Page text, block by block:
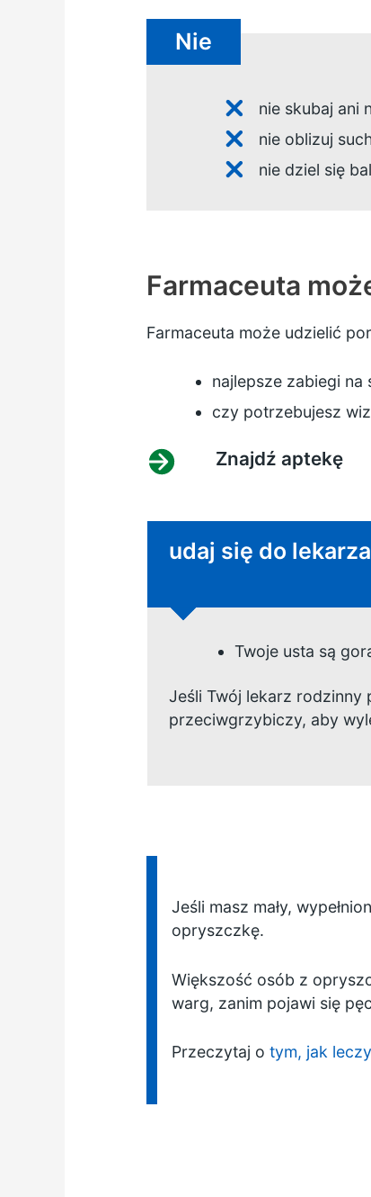
Nie
nie skubaj ani
nie oblizuj
nie dziel się
Farmaceuta
Farmaceuta może udzielić
najlepsze zabiegi na
czy potrzebujesz
Znajdź aptekę
Niepilna porada:
udaj się do
Twoje usta są
Jeśli Twój lekarz rodzinny
przeciwgrzybiczy, aby
Jeśli masz mały,
opryszczkę.
Większość osób z
warg, zanim pojawi się
Przeczytaj o tym, jak